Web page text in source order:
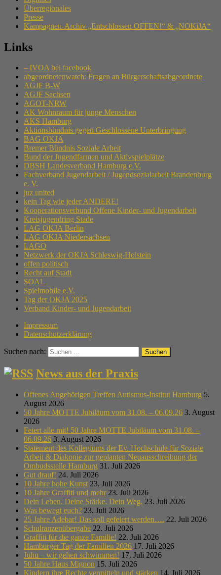
Überregionales
Presse
Kampagnen-Archiv „Entschlossen OFFEN!“ & „NOKiJA“
Links
– IVOA bei facebook
abgeordnetenwatch: Fragen an Bürgerschaftsabgeordnete
AGJF B-W
AGJF Sachsen
AGOT-NRW
AK Wohnraum für junge Menschen
AKS Hamburg
Aktionsbündnis gegen Geschlossene Unterbringung
BAG OKJA
Bremer Bündnis Soziale Arbeit
Bund der Jugendfarmen und Aktivspielplätze
DBSH Landesverband Hamburg e.V.
Fachverband Jugendarbeit / Jugendsozialarbeit Brandenburg
e. V.
juz united
kein Tag wie jeder ANDERE!
Kooperationsverbund Offene Kinder- und Jugendarbeit
Kreisjugendring Stade
LAG OKJA Berlin
LAG OKJA Niedersachsen
LAGO
Netzwerk der OKJA Schleswig-Holstein
offen politisch
Recht auf Stadt
SOAL
Spielmobile e.V.
Tag der OKJA 2025
Verband Kinder- und Jugendarbeit
Impressum
Datenschutzerklärung
Suchen nach:
News aus der Praxis
Offenes Angehörigen Treffen Autismus-Institut Hamburg 5.
August 2026
50 Jahre MOTTE Jubiläum vom 31.08. – 06.09.26 3. August
2026
Feiert alle mit! 50 Jahre MOTTE Jubiläum vom 31.08. –
06.09.26 3. August 2026
Statement des Kollegiums der Ev. Hochschule für Soziale
Arbeit & Diakonie zur geplanten Neuausschreibung der
Ombudsstelle Hamburg 31. Juli 2026
Gut drauf! 24. Juli 2026
10 Jahre hohe Kunst 23. Juli 2026
10 Jahre Graffiti und mehr 23. Juli 2026
Dein Leben. Deine Stärke. Dein Weg. 23. Juli 2026
Was bewegt euch? 23. Juli 2026
25 Jahre Adebar! Das soll gefeiert werden…. 22. Juli 2026
Schulranzenübergabe 22. Juli 2026
Graffiti für die ganze Familie! 22. Juli 2026
Hamburger Tag der Familien 2026 17. Juli 2026
Juhu – wir gehen schwimmen! 17. Juli 2026
50 Jahre Haus Mignon 15. Juli 2026
Kindern ihre Rechte vermitteln und stärken 14. Juli 2026